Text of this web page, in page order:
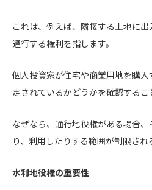
これは、例えば、隣接する土地に
通行する権利を指します。
個人投資家が住宅や商業用地を購
定されているかどうかを確認するこ
なぜなら、通行地役権がある場合
り、利用したりする範囲が制限され
水利地役権の重要性